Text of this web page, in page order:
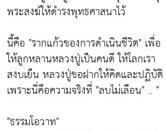
พระสงฆ์ให้ดำรงพุทธศาสนาไว้
นี้คือ "รากแก้วของการดำเนินชีวิต" เพื่อ
ให้ลูกหลานหลวงปู่เป็นคนดี ให้โลกเรา
สงบเย็น หลวงปู่ขอฝากให้คิดและปฏิบัติ
เพราะนี่คือความจริงที่ "ลบไม่เลือน" .. "
"ธรรมโอวาท"